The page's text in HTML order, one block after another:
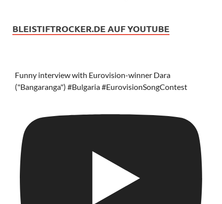
BLEISTIFTROCKER.DE AUF YOUTUBE
Funny interview with Eurovision-winner Dara
("Bangaranga") #Bulgaria #EurovisionSongContest